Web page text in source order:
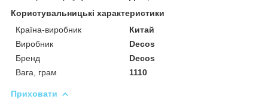
Користувальницькі характеристики
Країна-виробник
Китай
Виробник
Decos
Бренд
Decos
Вага, грам
1110
Приховати